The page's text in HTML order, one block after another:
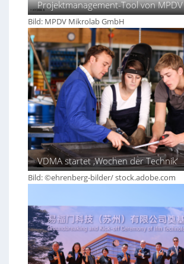
Projektmanagement-Tool von MPDV
Bild: MPDV Mikrolab GmbH
VDMA startet ‚Wochen der Technik‘
Bild: ©ehrenberg-bilder/ stock.adobe.com